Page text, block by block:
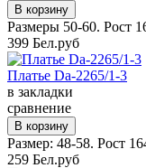
Размеры 50-60. Рост
399 Бел.руб
Платье Da-2265/1-3
в закладки
сравнение
Размер: 48-58. Рост
259 Бел.руб